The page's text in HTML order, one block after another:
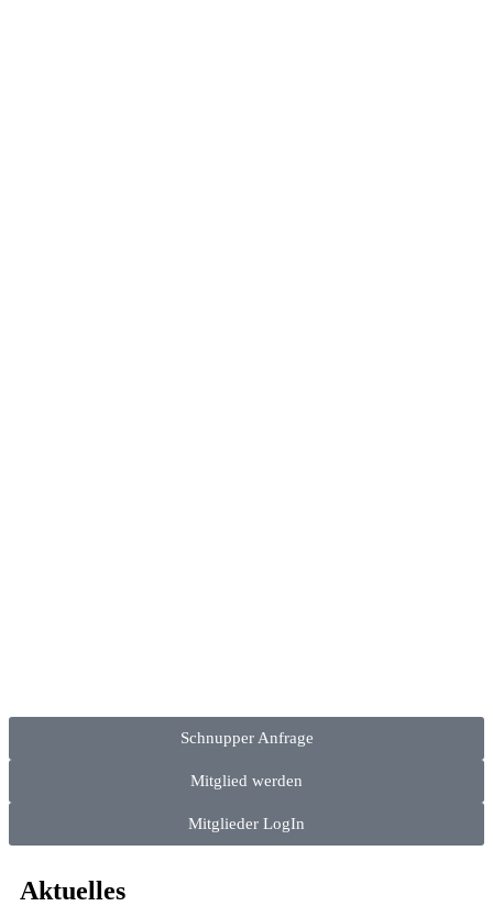
Schnupper Anfrage
Mitglied werden
Mitglieder LogIn
Aktuelles